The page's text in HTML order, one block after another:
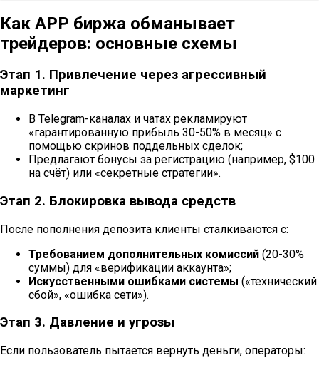
Как APP биржа обманывает
трейдеров: основные схемы
Этап 1. Привлечение через агрессивный
маркетинг
В Telegram-каналах и чатах рекламируют
«гарантированную прибыль 30-50% в месяц» с
помощью скринов поддельных сделок;
Предлагают бонусы за регистрацию (например, $100
на счёт) или «секретные стратегии».
Этап 2. Блокировка вывода средств
После пополнения депозита клиенты сталкиваются с:
Требованием дополнительных комиссий (20-30%
суммы) для «верификации аккаунта»;
Искусственными ошибками системы («технический
сбой», «ошибка сети»).
Этап 3. Давление и угрозы
Если пользователь пытается вернуть деньги, операторы: